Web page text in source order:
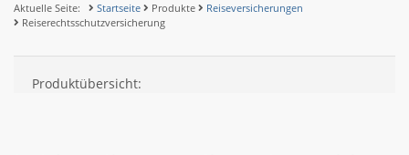
Aktuelle Seite: Startseite Produkte
Reiseversicherungen
Reiserechtsschutzversicherung
Produktübersicht: